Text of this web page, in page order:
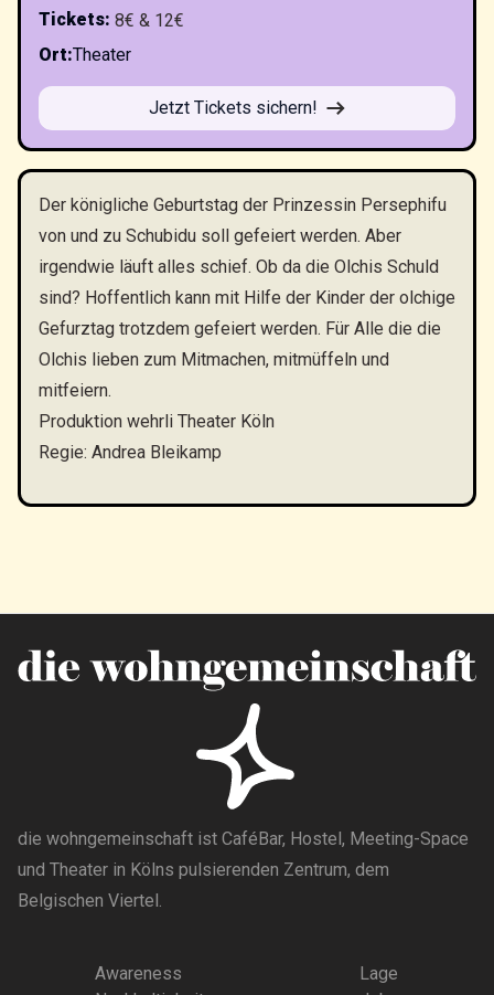
Tickets: 8€ & 12€
Ort:Theater
Jetzt Tickets sichern!
Der königliche Geburtstag der Prinzessin Persephifu
von und zu Schubidu soll gefeiert werden. Aber
irgendwie läuft alles schief. Ob da die Olchis Schuld
sind? Hoffentlich kann mit Hilfe der Kinder der olchige
Gefurztag trotzdem gefeiert werden. Für Alle die die
Olchis lieben zum Mitmachen, mitmüffeln und
mitfeiern.
Produktion wehrli Theater Köln
Regie: Andrea Bleikamp
die wohngemeinschaft ist CaféBar, Hostel, Meeting-Space
und Theater in Kölns pulsierenden Zentrum, dem
Belgischen Viertel.
Awareness
Lage